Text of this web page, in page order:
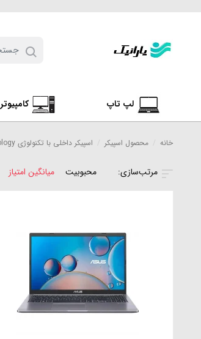
لپ تاپ کامپیوتر
خانه محصول اسپیکر اسپیکر داخلی با تکنولوژی ASUS SonicMaster Technology
محبوبیت میانگین امتیاز